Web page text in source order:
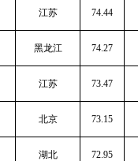
江苏 74.44
黑龙江 74.27
江苏 73.47
北京 73.15
湖北 72.95